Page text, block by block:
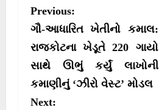
P
o
s
t
n
Previous:
ગૌ-આધારિત ખેતીનો કમાલ:
રાજકોટના ખેડૂતે 220 ગાયો
સાથે ઊભું કર્યું લાખોની
કમાણીનું ‘ઝીરો વેસ્ટ’ મોડલ
Next: